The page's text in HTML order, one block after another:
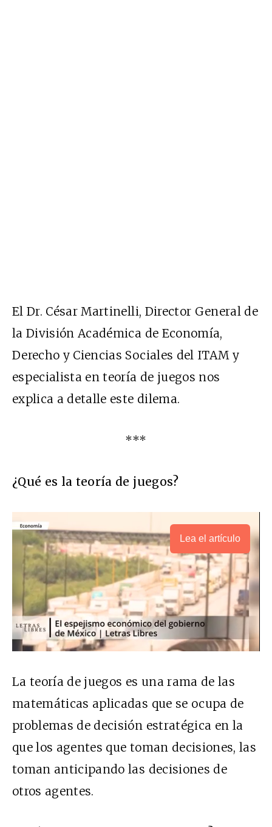
El Dr. César Martinelli, Director General de
la División Académica de Economía,
Derecho y Ciencias Sociales del ITAM y
especialista en teoría de juegos nos
explica a detalle este dilema.
***
¿Qué es la teoría de juegos?
Lea el artículo
La teoría de juegos es una rama de las
matemáticas aplicadas que se ocupa de
problemas de decisión estratégica en la
que los agentes que toman decisiones, las
toman anticipando las decisiones de
otros agentes.